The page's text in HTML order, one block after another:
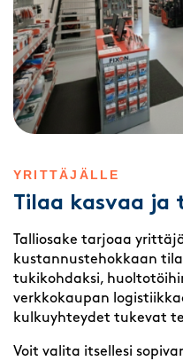
YRITTÄJÄLLE
Tilaa kasvaa ja
Talliosake tarjoaa
kustannustehokkaan
tukikohdaksi,
verkkokaupan
kulkuyhteydet tukevat
Voit valita itsellesi